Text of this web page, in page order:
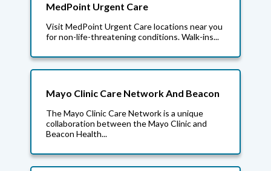
MedPoint Urgent Care
Visit MedPoint Urgent Care locations near you
for non-life-threatening conditions. Walk-ins...
Mayo Clinic Care Network And Beacon
The Mayo Clinic Care Network is a unique
collaboration between the Mayo Clinic and
Beacon Health...